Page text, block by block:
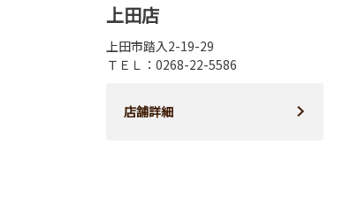
上田店
上田市踏入2-19-29
ＴＥＬ：0268-22-5586
店舗詳細